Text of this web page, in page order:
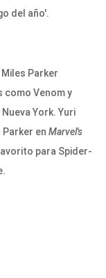
del año'.
Parker
como Venom y
York. Yuri
en Marvel's
para Spider-